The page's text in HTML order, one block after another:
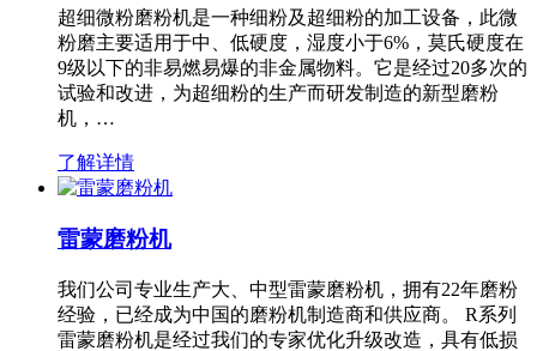
超细微粉磨粉机是一种细粉及超细粉的加工设备，此微
粉磨主要适用于中、低硬度，湿度小于6%，莫氏硬度在
9级以下的非易燃易爆的非金属物料。它是经过20多次的
试验和改进，为超细粉的生产而研发制造的新型磨粉
机，…
了解详情
雷蒙磨粉机
我们公司专业生产大、中型雷蒙磨粉机，拥有22年磨粉
经验，已经成为中国的磨粉机制造商和供应商。 R系列
雷蒙磨粉机是经过我们的专家优化升级改造，具有低损